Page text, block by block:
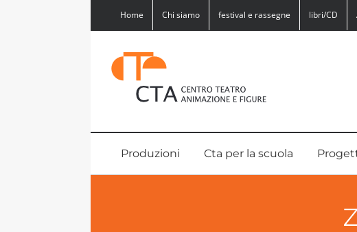
Home Chi siamo festival e rassegne libri/CD
Produzioni Cta per la scuola